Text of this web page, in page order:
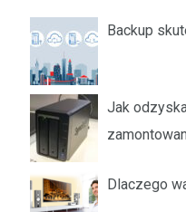
Backup
Jak
Dlaczego